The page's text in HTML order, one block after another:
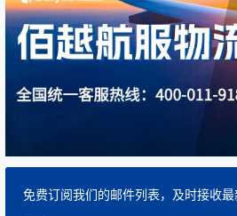
免费订阅我们的邮件列表，及时接收最